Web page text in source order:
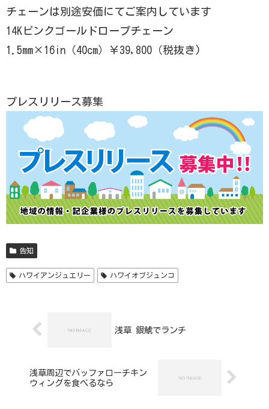
チェーンは別途安価にてご案内しています
14Kピンクゴールドロープチェーン
1.5mm×16in（40cm）￥39,800（税抜き)
プレスリリース募集
告知
ハワイアンジュエリー ハワイオブジュンコ
浅草 銀鯱でランチ
浅草周辺でバッファローチキン
ウィングを食べるなら